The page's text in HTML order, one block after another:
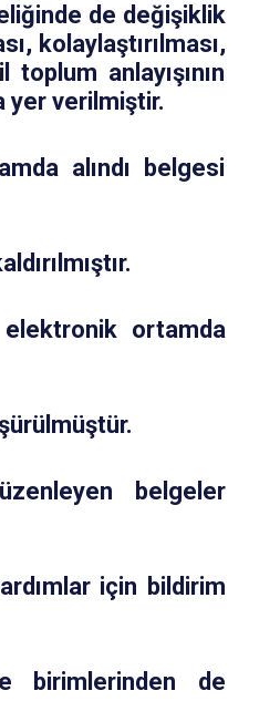
de değişiklik
kolaylaştırılması,
anlayışının
yer verilmiştir.
alındı belgesi
elektronik ortamda
belgeler
için bildirim
birimlerinden de